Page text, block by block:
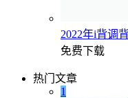
2022年i背调
免费下载
热门文章
1